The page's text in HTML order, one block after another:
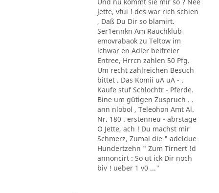
Jette, vfui ! des war rich schien
, Daß Du Dir so blamirt.
Ser1ennkn Am Rauchklub
emovrabaok zu Teltow im
lchwar en Adler beifreier
Entree, Hrrcn zahlen 50 Pfg.
Um recht zahlreichen Besuch
bittet . Das Komii uA uA - .
Kaufe stuf Schlochtr - Pferde.
Bine um gütigen Zuspruch . .
ann nlobol , Teleohon Amt Al.
Nr. 180 . erstenneu - abrstage
O Jette, ach ! Du machst mir
Schmerz, Zumal die " adeldue
Hundertzehn " Zum Tirnert !d
annoncirt : So ut ick Dir noch
biv ! ueber 1 v0 ..."